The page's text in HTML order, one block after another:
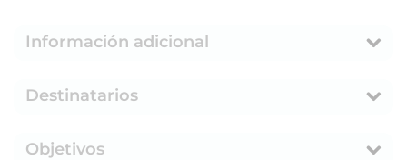
Información adicional
Destinatarios
Objetivos